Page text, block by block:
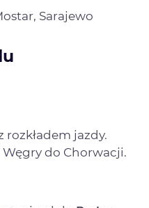
Sarajewo
rozkładem jazdy.
Węgry do Chorwacji.